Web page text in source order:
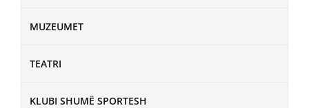
MUZEUMET
TEATRI
KLUBI SHUMË SPORTESH